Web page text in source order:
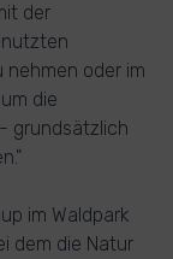
der
oder im
die
grundsätzlich
im Waldpark
dem die Natur